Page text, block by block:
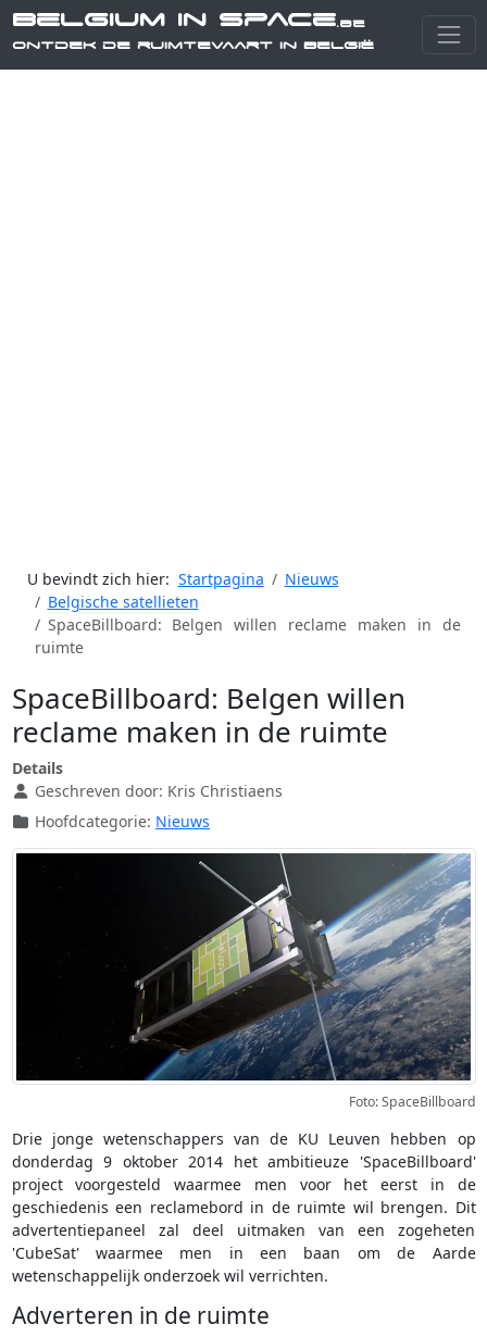
Belgium in Space.be
Ontdek de ruimtevaart in België
U bevindt zich hier: Startpagina
Nieuws
Belgische satellieten
SpaceBillboard: Belgen willen reclame maken in de
ruimte
SpaceBillboard: Belgen willen
reclame maken in de ruimte
Details
Geschreven door: Kris Christiaens
Hoofdcategorie: Nieuws
Foto: SpaceBillboard
Drie jonge wetenschappers van de KU Leuven hebben op
donderdag 9 oktober 2014 het ambitieuze 'SpaceBillboard'
project voorgesteld waarmee men voor het eerst in de
geschiedenis een reclamebord in de ruimte wil brengen. Dit
advertentiepaneel zal deel uitmaken van een zogeheten
'CubeSat' waarmee men in een baan om de Aarde
wetenschappelijk onderzoek wil verrichten.
Adverteren in de ruimte